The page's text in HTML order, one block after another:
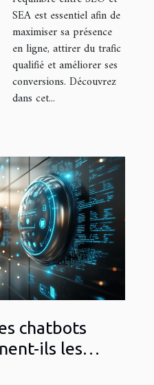
SEA est essentiel afin de
maximiser sa présence
en ligne, attirer du trafic
qualifié et améliorer ses
conversions. Découvrez
dans cet...
chatbots
ils les
ligne ?